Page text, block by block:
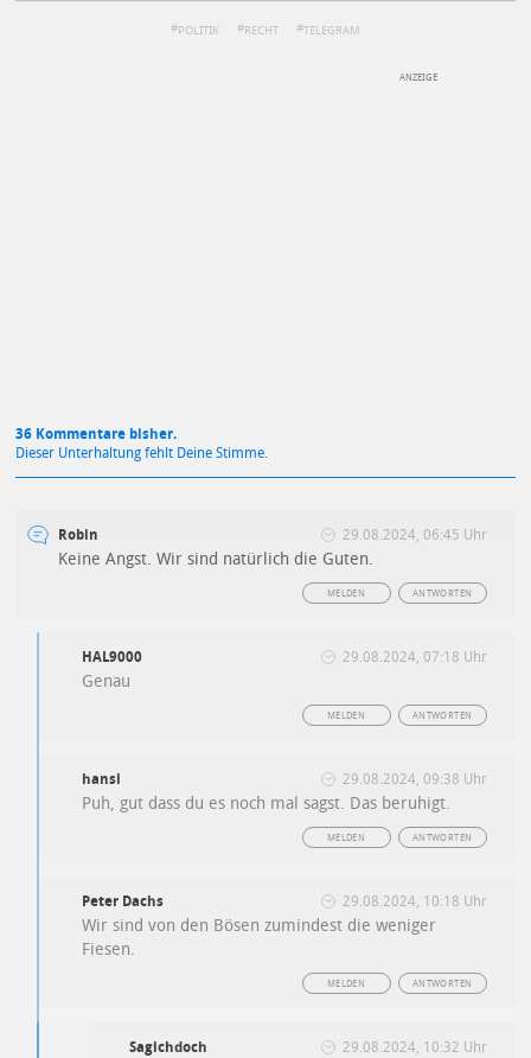
POLITIK RECHT TELEGRAM
36 Kommentare bisher.
Dieser Unterhaltung fehlt Deine Stimme.
Robin 29.08.2024, 06:45 Uhr
Keine Angst. Wir sind natürlich die Guten.
ANTWORTEN
MELDEN
HAL9000 29.08.2024, 07:18 Uhr
Genau
ANTWORTEN
MELDEN
hansi 29.08.2024, 09:38 Uhr
Puh, gut dass du es noch mal sagst. Das beruhigt.
ANTWORTEN
MELDEN
Peter Dachs 29.08.2024, 10:18 Uhr
Wir sind von den Bösen zumindest die weniger
Fiesen.
ANTWORTEN
MELDEN
Sagichdoch 29.08.2024, 10:32 Uhr